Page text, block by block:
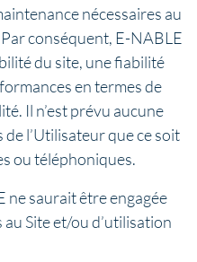
nécessaires au
conséquent, E-NABLE
du site, une fiabilité
en termes de
Il n’est prévu aucune
l’Utilisateur que ce soit
ou téléphoniques.
ne saurait être engagée
au Site et/ou d’utilisation